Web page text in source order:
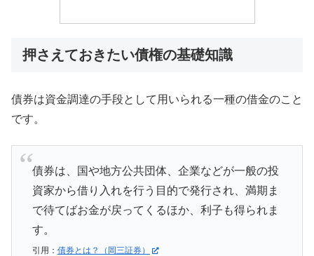
押さえておきたい債権の基礎知識
債券は資金調達の手段として用いられる一種の借金のこと
です。
債券は、国や地方公共団体、企業などが一般の投
資家から借り入れを行う目的で発行され、満期ま
で待てばお金が戻ってくるほか、利子も得られま
す。
引用： 債券とは？（岡三証券）